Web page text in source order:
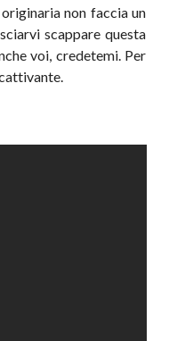
non faccia un
scappare questa
voi, credetemi. Per